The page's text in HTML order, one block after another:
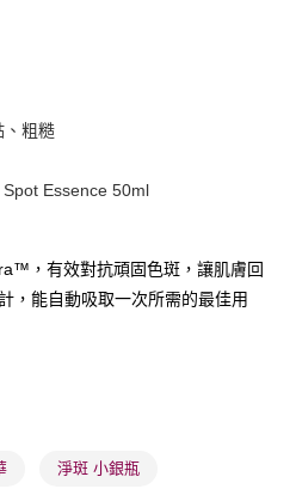
以上免運費
3個工作天送達
以上免運費
以上免運費
認發貨後2-5個工作天到店，3天內
、粗糙
Essence 50ml
，有效對抗頑固色斑，讓肌膚回
，能自動吸取一次所需的最佳用
淨斑 小銀瓶